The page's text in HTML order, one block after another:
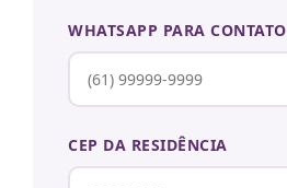
WHATSAPP PARA CONTATO
CEP DA RESIDÊNCIA